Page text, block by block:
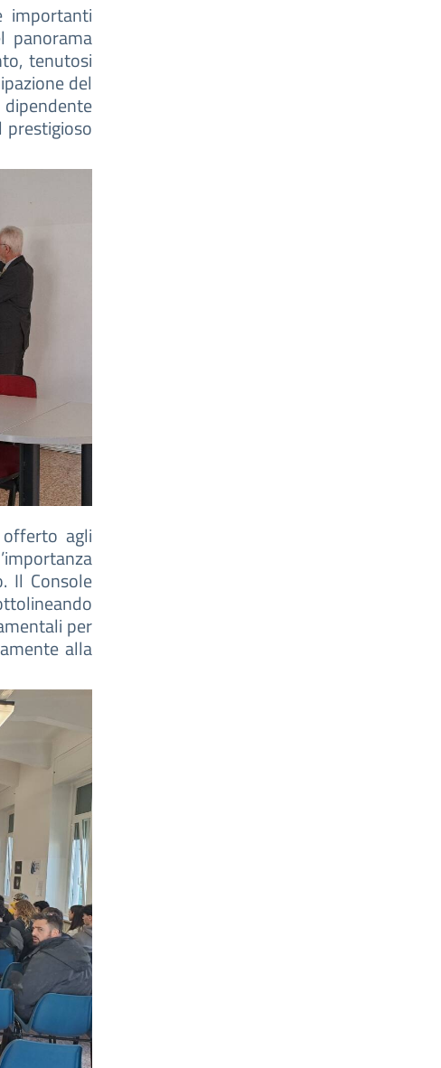
importanti
panorama
tenutosi
del
prestigioso
agli
Il Console
per
alla